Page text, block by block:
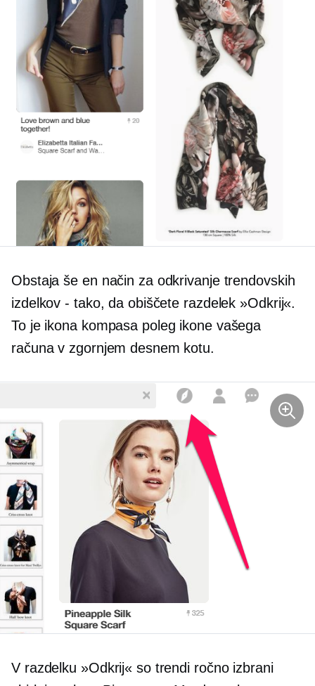
Obstaja še en način za odkrivanje trendovskih
izdelkov - tako, da obiščete razdelek »Odkrij«.
To je ikona kompasa poleg ikone vašega
računa v zgornjem desnem kotu.
V razdelku »Odkrij« so trendi ročno izbrani